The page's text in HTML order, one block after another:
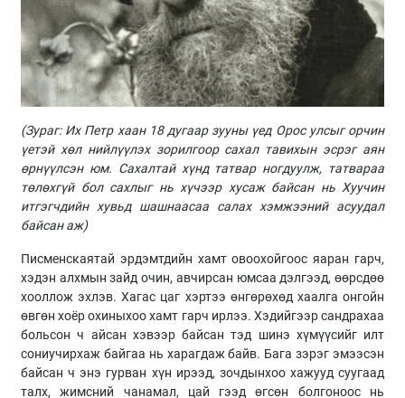
(Зураг: Их Петр хаан 18 дугаар зууны үед Орос улсыг орчин
үетэй хөл нийлүүлэх зорилгоор сахал тавихын эсрэг аян
өрнүүлсэн юм. Сахалтай хүнд татвар ногдуулж, татвараа
төлөхгүй бол сахлыг нь хүчээр хусаж байсан нь Хуучин
итгэгчдийн хувьд шашнаасаа салах хэмжээний асуудал
байсан аж)
Писменскаятай эрдэмтдийн хамт овоохойгоос яаран гарч,
хэдэн алхмын зайд очин, авчирсан юмсаа дэлгээд, өөрсдөө
хооллож эхлэв. Хагас цаг хэртээ өнгөрөхөд хаалга онгойн
өвгөн хоёр охиныхоо хамт гарч ирлээ. Хэдийгээр сандрахаа
больсон ч айсан хэвээр байсан тэд шинэ хүмүүсийг илт
сониучирхаж байгаа нь харагдаж байв. Бага зэрэг эмээсэн
байсан ч энэ гурван хүн ирээд, зочдынхоо хажууд суугаад
талх, жимсний чанамал, цай гээд өгсөн болгоноос нь